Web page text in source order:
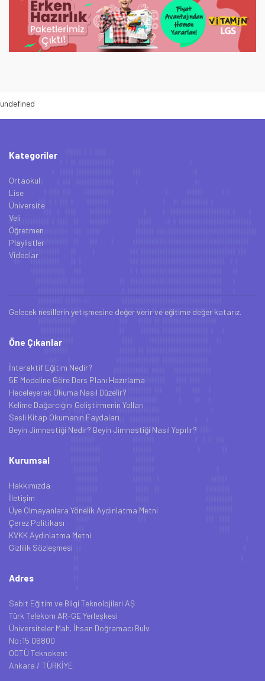
undefined
Kategoriler
Ortaokul
Lise
Üniversite
Veli
Öğretmen
Playlistler
Videolar
Gelecek nesillerin yetişmesine değer verir ve eğitime değer katarız.
Öne Çıkanlar
İnteraktif Eğitim Nedir?
5E Modeline Göre Ders Planı Hazırlama
Heceleyerek Okuma Nasıl Düzelir?
Kelime Dağarcığını Geliştirmenin Yolları
Sesli Kitap Okumanın Faydaları
Beyin Jimnastiği Nedir? Beyin Jimnastiği Nasıl Yapılır?
Kurumsal
Hakkımızda
İletişim
Üye Olmayanlara Yönelik Aydınlatma Metni
Çerez Politikası
KVKK Aydınlatma Metni
Gizlilik Sözleşmesi
Adres
Sebit Eğitim ve Bilgi Teknolojileri AŞ
Türk Telekom AR-GE Yerleşkesi
Üniversiteler Mah. İhsan Doğramacı Bulv.
No:15 06800
ODTÜ Teknokent
Ankara / TÜRKİYE